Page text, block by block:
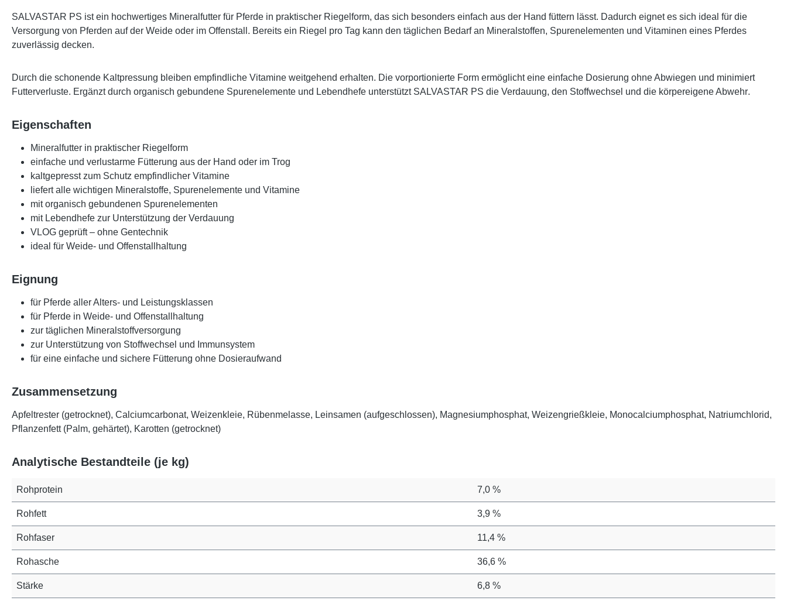
SALVASTAR PS ist ein hochwertiges Mineralfutter für Pferde in praktischer Riegelform, das sich besonders einfach aus der Hand füttern lässt. Dadurch eignet es sich ideal für die
Versorgung von Pferden auf der Weide oder im Offenstall. Bereits ein Riegel pro Tag kann den täglichen Bedarf an Mineralstoffen, Spurenelementen und Vitaminen eines Pferdes
zuverlässig decken.
Durch die schonende Kaltpressung bleiben empfindliche Vitamine weitgehend erhalten. Die vorportionierte Form ermöglicht eine einfache Dosierung ohne Abwiegen und minimiert
Futterverluste. Ergänzt durch organisch gebundene Spurenelemente und Lebendhefe unterstützt SALVASTAR PS die Verdauung, den Stoffwechsel und die körpereigene Abwehr.
Eigenschaften
Mineralfutter in praktischer Riegelform
einfache und verlustarme Fütterung aus der Hand oder im Trog
kaltgepresst zum Schutz empfindlicher Vitamine
liefert alle wichtigen Mineralstoffe, Spurenelemente und Vitamine
mit organisch gebundenen Spurenelementen
mit Lebendhefe zur Unterstützung der Verdauung
VLOG geprüft – ohne Gentechnik
ideal für Weide- und Offenstallhaltung
Eignung
für Pferde aller Alters- und Leistungsklassen
für Pferde in Weide- und Offenstallhaltung
zur täglichen Mineralstoffversorgung
zur Unterstützung von Stoffwechsel und Immunsystem
für eine einfache und sichere Fütterung ohne Dosieraufwand
Zusammensetzung
Apfeltrester (getrocknet), Calciumcarbonat, Weizenkleie, Rübenmelasse, Leinsamen (aufgeschlossen), Magnesiumphosphat, Weizengrießkleie, Monocalciumphosphat, Natriumchlorid,
Pflanzenfett (Palm, gehärtet), Karotten (getrocknet)
Analytische Bestandteile (je kg)
Rohprotein 7,0 %
Rohfett 3,9 %
Rohfaser 11,4 %
Rohasche 36,6 %
Stärke 6,8 %